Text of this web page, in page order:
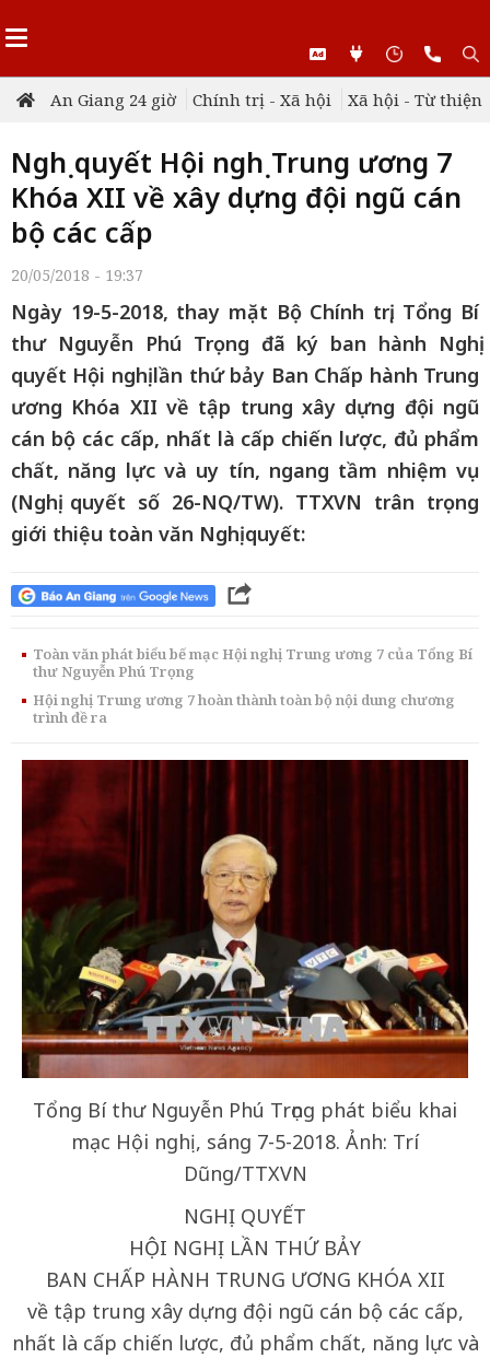
An Giang 24 giờ Chính trị - Xã hội Xã hội - Từ thiện
Nghị quyết Hội nghị Trung ương 7
Khóa XII về xây dựng đội ngũ cán
bộ các cấp
20/05/2018 - 19:37
Ngày 19-5-2018, thay mặt Bộ Chính trị, Tổng Bí
thư Nguyễn Phú Trọng đã ký ban hành Nghị
quyết Hội nghị lần thứ bảy Ban Chấp hành Trung
ương Khóa XII về tập trung xây dựng đội ngũ
cán bộ các cấp, nhất là cấp chiến lược, đủ phẩm
chất, năng lực và uy tín, ngang tầm nhiệm vụ
(Nghị quyết số 26-NQ/TW). TTXVN trân trọng
giới thiệu toàn văn Nghị quyết:
Toàn văn phát biểu bế mạc Hội nghị Trung ương 7 của Tổng Bí
thư Nguyễn Phú Trọng
Hội nghị Trung ương 7 hoàn thành toàn bộ nội dung chương
trình đề ra
Tổng Bí thư Nguyễn Phú Trọng phát biểu khai
mạc Hội nghị, sáng 7-5-2018. Ảnh: Trí
Dũng/TTXVN
NGHỊ QUYẾT
HỘI NGHỊ LẦN THỨ BẢY
BAN CHẤP HÀNH TRUNG ƯƠNG KHÓA XII
về tập trung xây dựng đội ngũ cán bộ các cấp,
nhất là cấp chiến lược, đủ phẩm chất, năng lực và